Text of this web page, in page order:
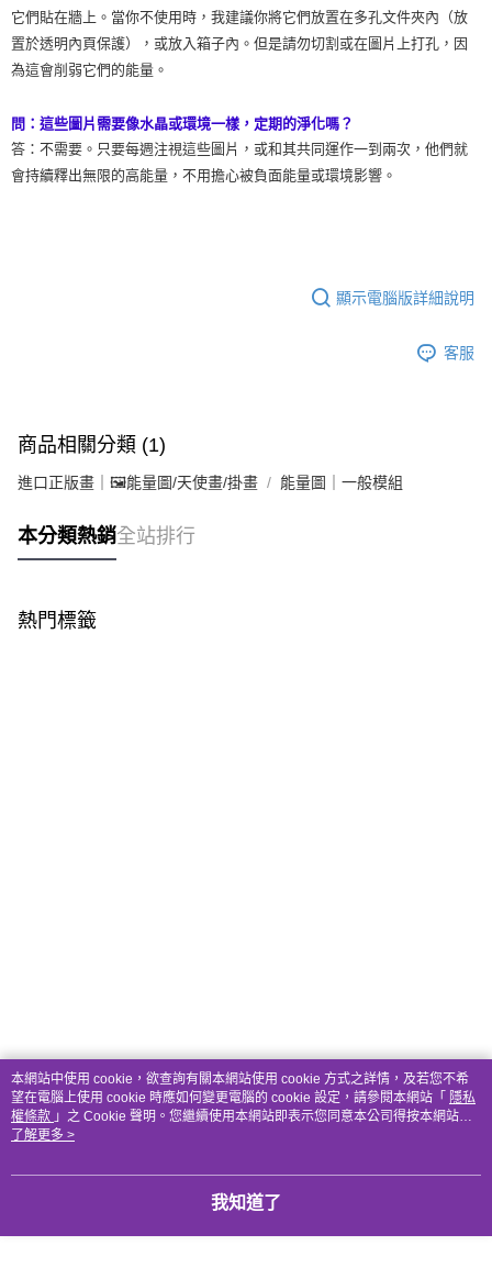
它們貼在牆上。當你不使用時，我建議你將它們放置在多孔文件夾內（放
置於透明內頁保護），或放入箱子內。但是請勿切割或在圖片上打孔，因
為這會削弱它們的能量。
問：這些圖片需要像水晶或環境一樣，定期的淨化嗎？
答：不需要。只要每週注視這些圖片，或和其共同運作一到兩次，他們就
會持續釋出無限的高能量，不用擔心被負面能量或環境影響。
顯示電腦版詳細說明
客服
商品相關分類 (1)
進口正版畫｜🖼️能量圖/天使畫/掛畫 能量圖｜一般模組
本分類熱銷全站排行
熱門標籤
本網站中使用 cookie，欲查詢有關本網站使用 cookie 方式之詳情，及若您不希
望在電腦上使用 cookie 時應如何變更電腦的 cookie 設定，請參閱本網站「 隱私
權條款 」之 Cookie 聲明。您繼續使用本網站即表示您同意本公司得按本網站使
用條款之 Cookie 聲明使用 cookie。
了解更多 >
我知道了